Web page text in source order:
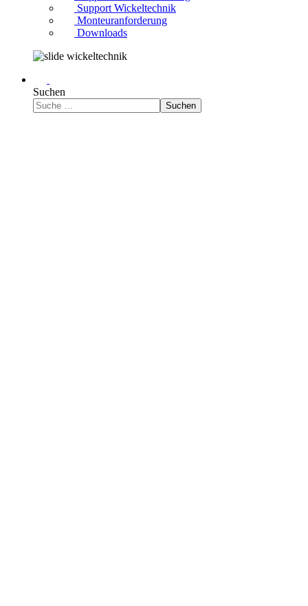
Support Wickeltechnik
Monteuranforderung
Downloads
Suchen
Suchen